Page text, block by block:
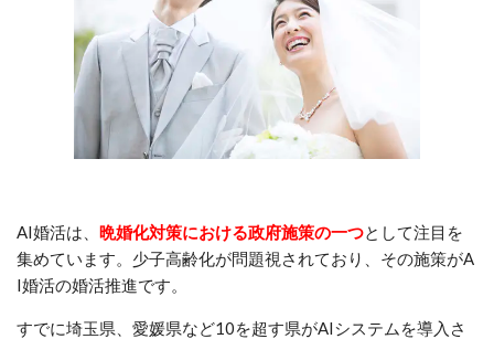
AI婚活は、 晩婚化対策における政府施策の一つとして注目を
集めています。少子高齢化が問題視されており、その施策がA
I婚活の婚活推進です。
すでに埼玉県、愛媛県など10を超す県がAIシステムを導入さ